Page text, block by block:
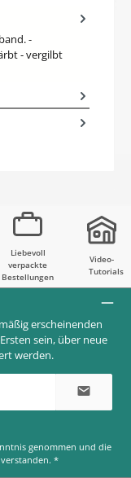
-
- vergilbt
Liebevoll
verpackte
Bestellungen
Video-
Tutorials
erscheinenden
sein, über neue
werden.
*